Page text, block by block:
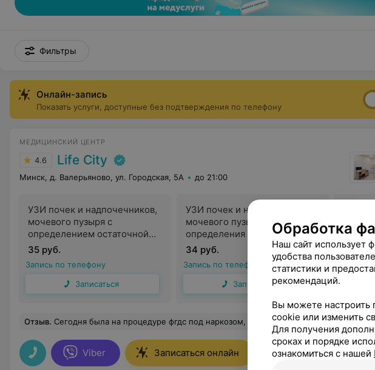
Фильтры
Онлайн-запись
Показать услуги, доступные без подтверждения по телефону
МЕДИЦИНСКИЙ ЦЕНТР
4.6 Life City
Минск, д. Валерьяново, ул. Городская, 5А до 21:00
УЗИ почек и надпочечников,
мочевого пузыря с
определением остаточной
мочи
35 руб.
Запись по телефону
Записаться
УЗИ почек и надпочечников,
мочевого пузыря без
определения остаточной
мочи
34 руб.
Запись по телефону
Записаться
Отзыв. Сегодня была на процедуре фгдс под наркозом, врач Ивашко М.Г.. процедура прошло оччееень быстро и после никаких неприятных ощущений не было! Врач с первых минут очень располагает к себе, после все рассказал. Осталась очень довольна!
Viber Записаться онлайн Отзывы362
Обработка
Наш сайт использует
удобства
статистики и
рекомендаций.
Вы можете настроить
cookie или изменить
Для получения
сроках и порядке
ознакомиться с нашей